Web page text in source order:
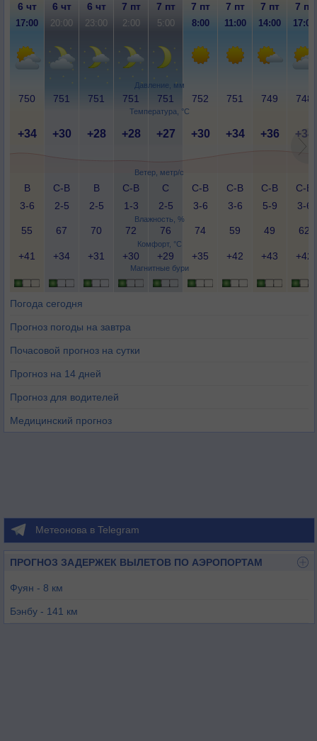
Давление, мм
Температура, °C
Ветер, метр/с
Влажность, %
Комфорт, °C
Магнитные бури
6 чт 6 чт 6 чт 7 пт 7 пт 7 пт 7 пт 7 пт 7 пт
17:00 20:00 23:00 2:00 5:00 8:00 11:00 14:00 17:00
750 751 751 751 751 752 751 749 748
+34 +30 +28 +28 +27 +30 +34 +36 +34
В
3-6
С-В
2-5
В
2-5
С-В
1-3
С
2-5
С-В
3-6
С-В
3-6
С-В
5-9
С-В
3-6
55 67 70 72 76 74 59 49 62
+41 +34 +31 +30 +29 +35 +42 +43 +42
Погода сегодня
Прогноз погоды на завтра
Почасовой прогноз на сутки
Прогноз на 14 дней
Прогноз для водителей
Медицинский прогноз
Метеонова в Telegram
ПРОГНОЗ ЗАДЕРЖЕК ВЫЛЕТОВ ПО АЭРОПОРТАМ
Фуян - 8 км
Бэнбу - 141 км